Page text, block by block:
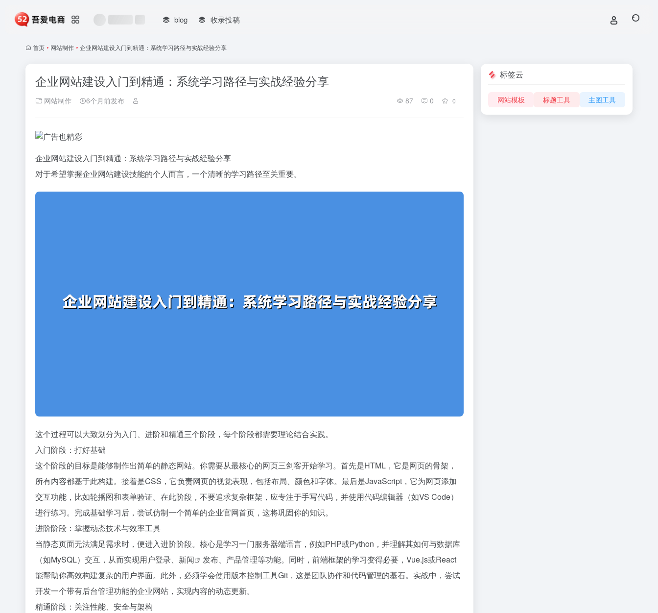
blog 收录投稿
首页 • 网站制作 • 企业网站建设入门到精通：系统学习路径与实战经验分享
企业网站建设入门到精通：系统学习路径与实战经验分享
网站制作 6个月前发布 87 0 0
企业网站建设入门到精通：系统学习路径与实战经验分享
对于希望掌握企业网站建设技能的个人而言，一个清晰的学习路径至关重要。
这个过程可以大致划分为入门、进阶和精通三个阶段，每个阶段都需要理论结合实践。
入门阶段：打好基础
这个阶段的目标是能够制作出简单的静态网站。你需要从最核心的网页三剑客开始学习。首先是HTML，它是网页的骨架，
所有内容都基于此构建。接着是CSS，它负责网页的视觉表现，包括布局、颜色和字体。最后是JavaScript，它为网页添加
交互功能，比如轮播图和表单验证。在此阶段，不要追求复杂框架，应专注于手写代码，并使用代码编辑器（如VS Code）
进行练习。完成基础学习后，尝试仿制一个简单的企业官网首页，这将巩固你的知识。
进阶阶段：掌握动态技术与效率工具
当静态页面无法满足需求时，便进入进阶阶段。核心是学习一门服务器端语言，例如PHP或Python，并理解其如何与数据库
（如MySQL）交互，从而实现用户登录、 新闻
发布、产品管理等功能。同时，前端框架的学习变得必要，Vue.js或React
能帮助你高效构建复杂的用户界面。此外，必须学会使用版本控制工具Git，这是团队协作和代码管理的基石。实战中，尝试
开发一个带有后台管理功能的企业网站，实现内容的动态更新。
精通阶段：关注性能、安全与架构
标签云
网站模板 标题工具 主图工具